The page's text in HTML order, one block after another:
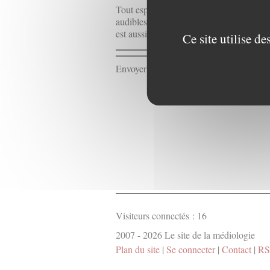
Tout esprit et matière, le numérique
audibles mais, pour le reste, inodores,
est aussi sensuel, calculateur etbusiness
Envoyer un message à la rédaction :
Visiteurs connectés : 16
2007 - 2026 Le site de la médiologie
Plan du site | Se connecter| Contact |
Ce site utilise